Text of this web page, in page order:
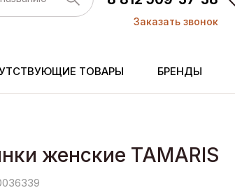
Заказать звонок
ТОВАРЫ БРЕНДЫ
женские TAMARIS